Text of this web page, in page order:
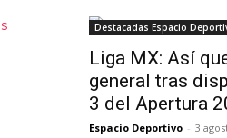
Destacadas Espacio
Liga MX: Así
general tras
3 del Apertura
Espacio Deportivo - 3